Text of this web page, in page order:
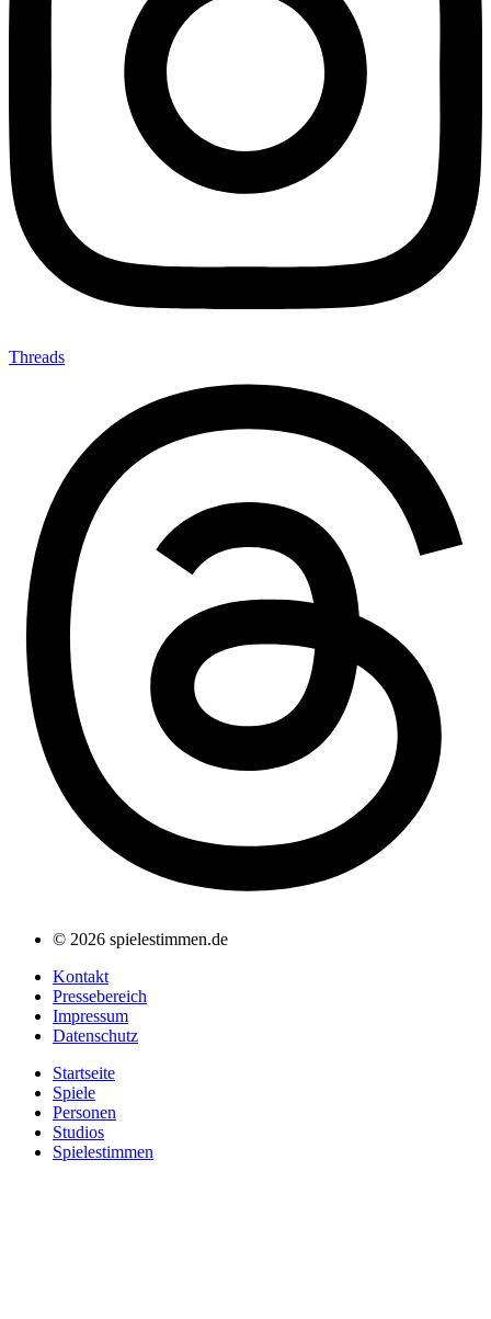
Threads
© 2026 spielestimmen.de
Kontakt
Pressebereich
Impressum
Datenschutz
Startseite
Spiele
Personen
Studios
Spielestimmen